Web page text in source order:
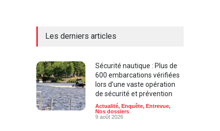
Les derniers articles
Sécurité nautique : Plus de
600 embarcations vérifiées
lors d’une vaste opération
de sécurité et prévention
Actualité Enquête Entrevue
Nos dossiers
9 août 2026